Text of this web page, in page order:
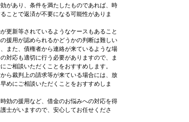
があり、条件を満たしたものであれば、時
ことで返済が不要になる可能性がありま
更新等されているようなケースもあること
援用が認められるかどうかの判断は難しい
また、債権者から連絡が来ているような場
対応も適切に行う必要がありますので、ま
ご相談いただくことをおすすめします。
ら裁判上の請求等が来ている場合には、放
めにご相談いただくことをおすすめしま
効の援用など、借金のお悩みへの対応を得
士がいますので、安心してお任せくださ